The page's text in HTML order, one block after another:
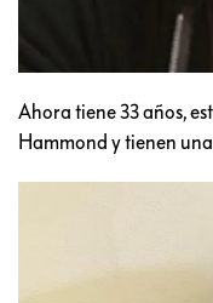
Ahora tiene 33 años,
Hammond y tienen